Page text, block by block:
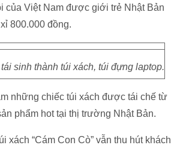
của Việt Nam được giới trẻ Nhật Bản
800.000 đồng.
sinh thành túi xách, túi đựng laptop.
những chiếc túi xách được tái chế từ
phẩm hot tại thị trường Nhật Bản.
xách “Cám Con Cò” vẫn thu hút khách